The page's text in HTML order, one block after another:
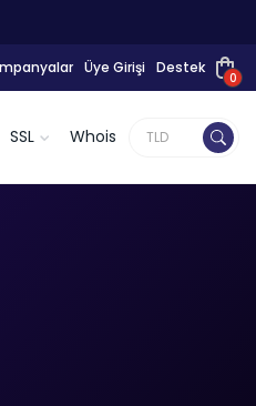
Üye Girişi Destek
0
SSL Whois